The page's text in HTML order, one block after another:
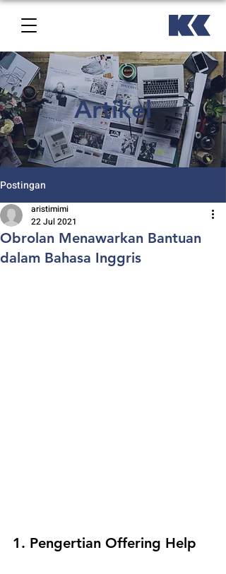
Artikel
Postingan
Obrolan Menawarkan Bantuan
dalam Bahasa Inggris
aristimimi
22 Jul 2021
1. Pengertian Offering Help